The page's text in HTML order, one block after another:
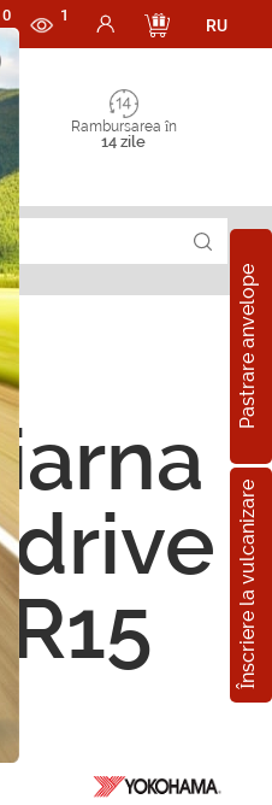
0 1
RU
Rambursarea în
14 zile
Pastrare anvelope
Înscriere la vulcanizare